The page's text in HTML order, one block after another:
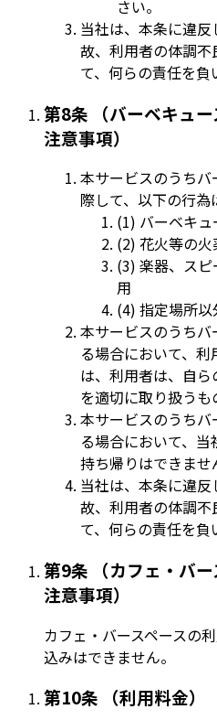
さい。
当社は、本条に違
故、利用者の体調
て、何らの責任を負
第8条 （バーベキュ
注意事項）
本サービスのうちバ
際して、以下の行為
(1) バーベキ
(2) 花火等の
(3) 楽器、ス
用
(4) 指定場所
本サービスのうちバ
る場合において、
は、利用者は、自
を適切に取り扱うも
本サービスのうちバ
る場合において、
持ち帰りはできませ
当社は、本条に違
故、利用者の体調
て、何らの責任を負
第9条 （カフェ・バ
注意事項）
カフェ・バースペースの
込みはできません。
第10条 （利用料金）